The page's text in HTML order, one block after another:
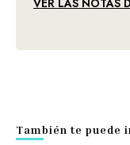
También te puede